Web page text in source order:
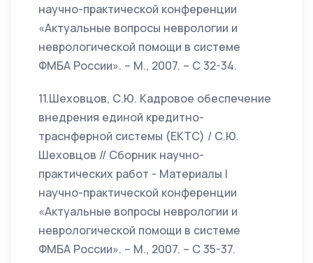
научно-практической конференции
«Актуальные вопросы неврологии и
неврологической помощи в системе
ФМБА России». – М., 2007. – С 32-34.
11.Шеховцов, С.Ю. Кадровое обеспечение
внедрения единой кредитно-
траснферной системы (ЕКТС) / С.Ю.
Шеховцов // Сборник научно-
практических работ - Материалы I
научно-практической конференции
«Актуальные вопросы неврологии и
неврологической помощи в системе
ФМБА России». – М., 2007. – С 35-37.